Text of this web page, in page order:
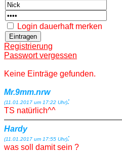
Login dauerhaft merken
Registrierung
Passwort vergessen
Keine Einträge gefunden.
Mr.9mm.nrw
(11.01.2017 um 17:22 Uhr):
TS natürlich^^
Hardy
(11.01.2017 um 17:55 Uhr):
was soll damit sein ?